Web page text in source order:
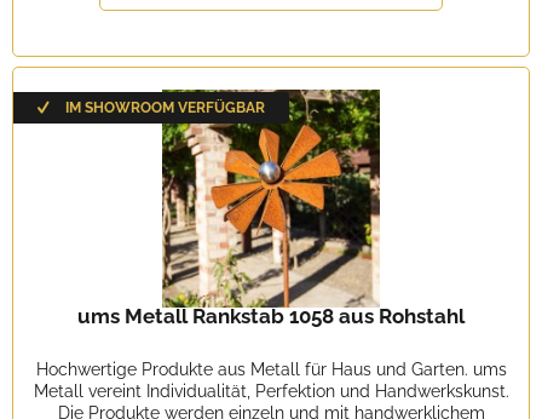
IM SHOWROOM VERFÜGBAR
ums Metall Rankstab 1058 aus Rohstahl
Hochwertige Produkte aus Metall für Haus und Garten. ums
Metall vereint Individualität, Perfektion und Handwerkskunst.
Die Produkte werden einzeln und mit handwerklichem